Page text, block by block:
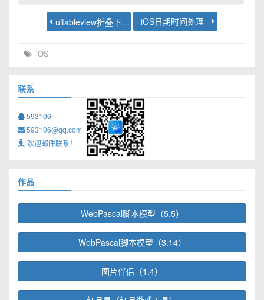
uitableview折叠下一行（cell） iOS日期时间处理
iOS
联系
593106
593106@qq.com
欢迎邮件联系！
作品
WebPascal脚本模型（5.5）
WebPascal脚本模型（3.14）
图片伴侣（1.4）